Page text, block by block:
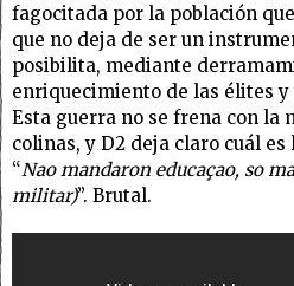
fagocitada por la población
que no deja de ser un
posibilita, mediante
enriquecimiento de las élites y
Esta guerra no se frena con la
colinas, y D2 deja claro cuál es
“Nao mandaron educaçao, so
militar)”. Brutal.